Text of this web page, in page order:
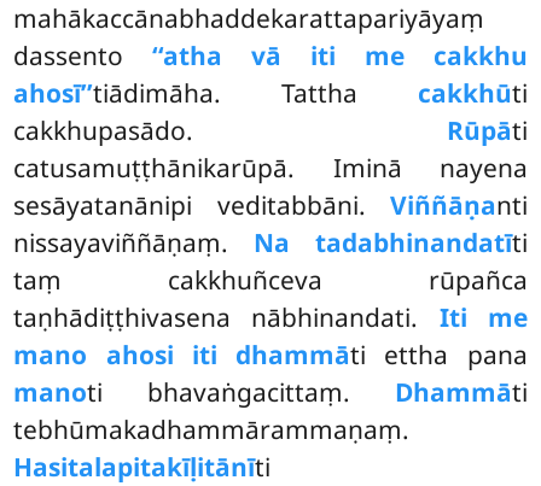
mahākaccānabhaddekarattapariyāyaṃ
dassento‘‘atha vā iti me cakkhu
ahosī’’tiādimāha. Tattha cakkhūti
cakkhupasādo. Rūpāti
catusamuṭṭhānikarūpā. Iminā nayena
sesāyatanānipi veditabbāni. Viññāṇanti
nissayaviññāṇaṃ. Na tadabhinandatīti
taṃ cakkhuñceva rūpañca
taṇhādiṭṭhivasena nābhinandati. Iti me
mano ahosi iti dhammāti ettha pana
manoti bhavaṅgacittaṃ. Dhammāti
tebhūmakadhammārammaṇaṃ.
Hasitalapitakīḷitānīti